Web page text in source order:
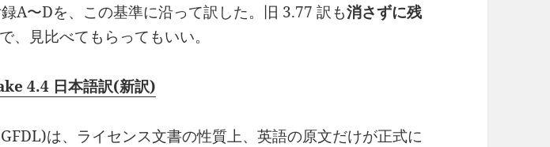
A〜Dを、この基準に沿って訳した。旧 3.77 訳も消さずに残
、見比べてもらってもいい。
4.4 日本語訳(新訳)
は、ライセンス文書の性質上、英語の原文だけが正式に